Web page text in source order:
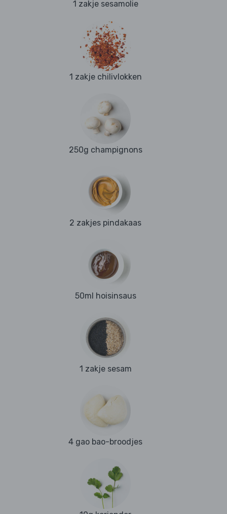
1 zakje sesamolie
1 zakje chilivlokken
250g champignons
2 zakjes pindakaas
50ml hoisinsaus
1 zakje sesam
4 gao bao-broodjes